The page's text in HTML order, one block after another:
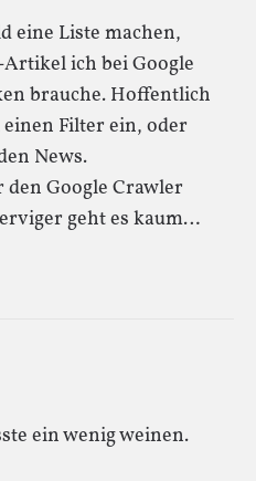
eine Liste machen,
ich bei Google
brauche. Hoffentlich
Filter ein, oder
News.
den Google Crawler
geht es kaum…
ein wenig weinen.